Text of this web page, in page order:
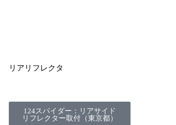
リアリフレクタ
124スパイダー：リアサイド
リフレクター取付（東京都）